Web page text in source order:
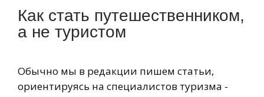
Как стать путешественником,
а не туристом
Обычно мы в редакции пишем статьи,
ориентируясь на специалистов туризма -